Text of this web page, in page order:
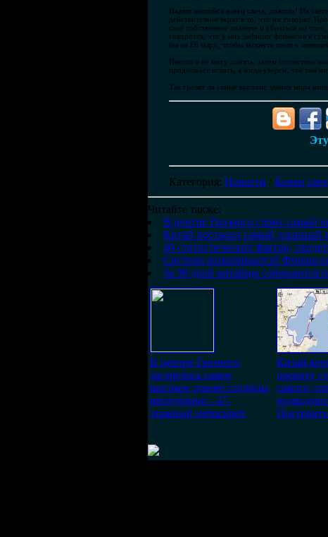
Надвигающийся конец света, дожили! На
действительно верят в то, что им говорят.
своё собственное падение и убраться до
говорится, что у них дефицит финансов в
бы на £6 млрд, чтобы заткнуть щели в
Иногда я не могу понять, зачем статистики
продолжает искать, а когда уверен, что там
Так грозят ли самые высокие здания мира
Категория: Новости / Конец
Читайте также:
В центре Грозного горит самый
Китай построит самый длинный
40 статистических фактов,
Система разваливается?
За 90 дней китайцы собираются
В центре Грозного
загорелось самое
высокое здание столицы
республики - 47-
этажный небоскреб
Китай
проекту
самого